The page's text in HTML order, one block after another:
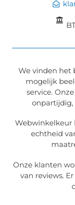
We vinden het
mogelijk
service.
onpartijdig,
Webwinkelkeur
echtheid
Onze klanten
van reviews.